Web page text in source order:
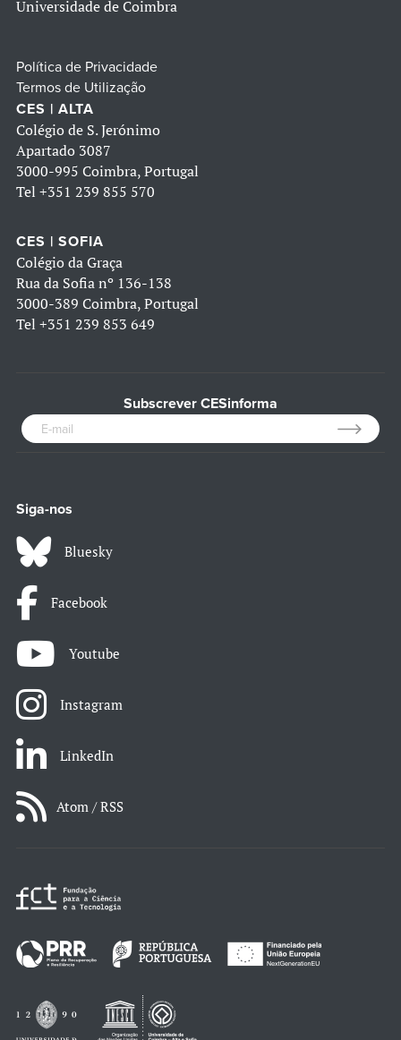
Universidade de Coimbra
Política de Privacidade
Termos de Utilização
CES | ALTA
Colégio de S. Jerónimo
Apartado 3087
3000-995 Coimbra, Portugal
Tel +351 239 855 570
CES | SOFIA
Colégio da Graça
Rua da Sofia nº 136-138
3000-389 Coimbra, Portugal
Tel +351 239 853 649
Subscrever CESinforma
Siga-nos
Bluesky
Facebook
Youtube
Instagram
LinkedIn
Atom / RSS